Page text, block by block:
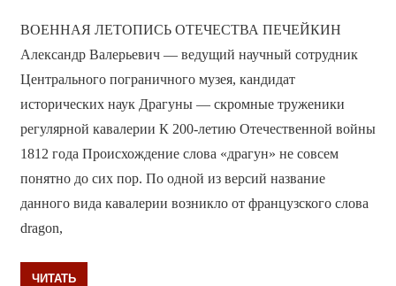
ВОЕННАЯ ЛЕТОПИСЬ ОТЕЧЕСТВА ПЕЧЕЙКИН
Александр Валерьевич — ведущий научный сотрудник
Центрального пограничного музея, кандидат
исторических наук Драгуны — скромные труженики
регулярной кавалерии К 200-летию Отечественной войны
1812 года Происхождение слова «драгун» не совсем
понятно до сих пор. По одной из версий название
данного вида кавалерии возникло от французского слова
dragon,
ЧИТАТЬ